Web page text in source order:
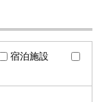
宿泊施設